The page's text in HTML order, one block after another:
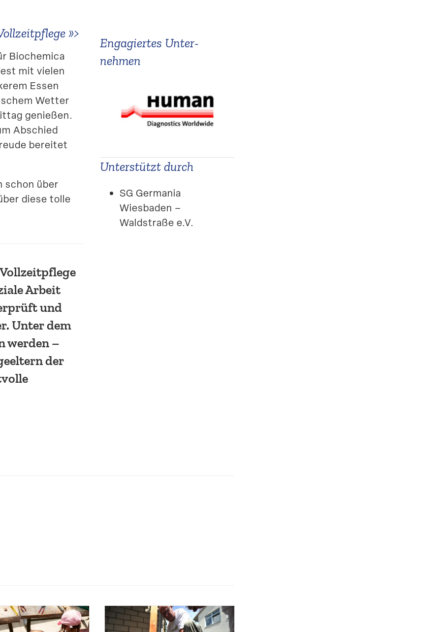
»>
Biochemica
mit vielen
Essen
Wetter
genießen.
Abschied
bereitet
schon über
diese tolle
Arbeit
und
Unter dem
werden –
der
Engagiertes Unter­
nehmen
Unter­stützt durch
SG Germania
Wiesbaden –
Waldstraße e.V.
Freude der Kinder für die Ideen und Umset­
belohnen.«
Monteiro da Costa, HUMAN GmbH